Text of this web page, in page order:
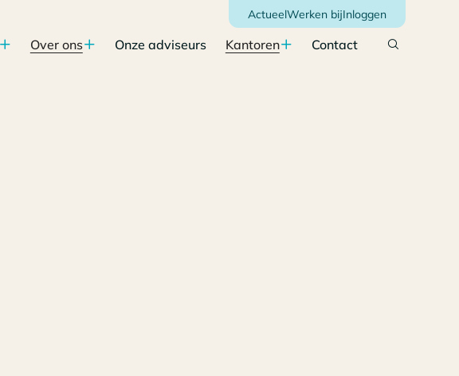
Inloggen
Werken bij
Actueel
Contact
Kantoren
Onze adviseurs
Over ons